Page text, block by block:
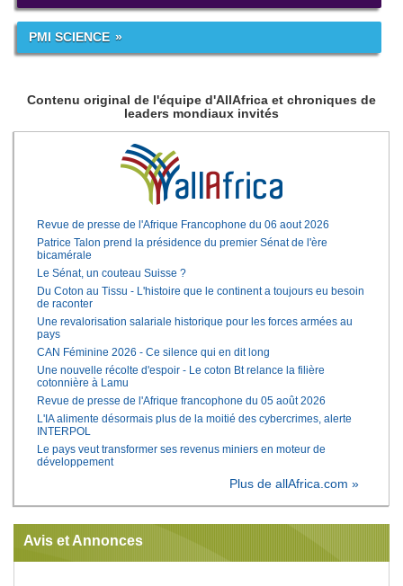
PMI SCIENCE
Contenu original de l'équipe d'AllAfrica et chroniques de
leaders mondiaux invités
Revue de presse de l'Afrique Francophone du 06 aout 2026
Patrice Talon prend la présidence du premier Sénat de l'ère
bicamérale
Le Sénat, un couteau Suisse ?
Du Coton au Tissu - L'histoire que le continent a toujours eu besoin
de raconter
Une revalorisation salariale historique pour les forces armées au
pays
CAN Féminine 2026 - Ce silence qui en dit long
Une nouvelle récolte d'espoir - Le coton Bt relance la filière
cotonnière à Lamu
Revue de presse de l'Afrique francophone du 05 août 2026
L'IA alimente désormais plus de la moitié des cybercrimes, alerte
INTERPOL
Le pays veut transformer ses revenus miniers en moteur de
développement
Plus de allAfrica.com »
Avis et Annonces